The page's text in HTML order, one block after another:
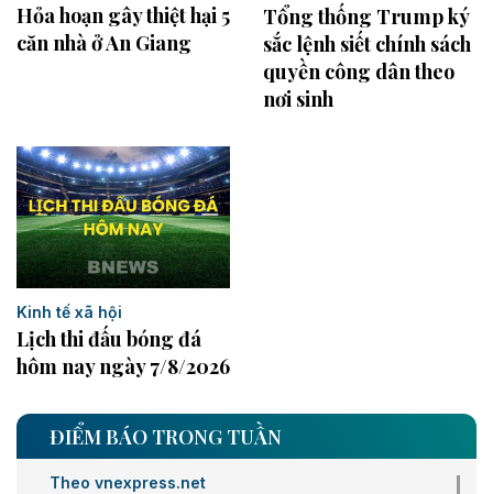
Hỏa hoạn gây thiệt hại 5
căn nhà ở An Giang
Tổng thống Trump ký
sắc lệnh siết chính sách
quyền công dân theo
nơi sinh
Kinh tế xã hội
Lịch thi đấu bóng đá
hôm nay ngày 7/8/2026
ĐIỂM BÁO TRONG TUẦN
Theo vnexpress.net